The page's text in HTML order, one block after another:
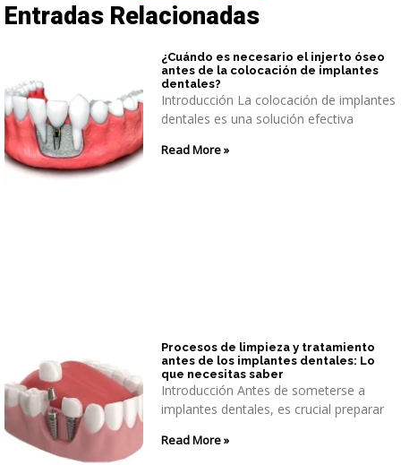
Entradas Relacionadas
¿Cuándo es necesario el injerto óseo
antes de la colocación de implantes
dentales?
Introducción La colocación de implantes
dentales es una solución efectiva
Read More »
Procesos de limpieza y tratamiento
antes de los implantes dentales: Lo
que necesitas saber
Introducción Antes de someterse a
implantes dentales, es crucial preparar
Read More »